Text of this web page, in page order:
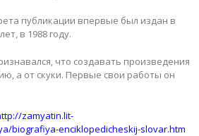
публикации впервые был издан в
в 1988 году.
что создавать произведения
а от скуки. Первые свои работы он
zamyatin.lit-
biografiya-enciklopedicheskij-slovar.htm